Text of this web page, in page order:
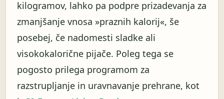
kilogramov, lahko pa podpre prizadevanja za
zmanjšanje vnosa »praznih kalorij«, še
posebej, če nadomesti sladke ali
visokokalorične pijače. Poleg tega se
pogosto prilega programom za
razstrupljanje in uravnavanje prehrane, kot